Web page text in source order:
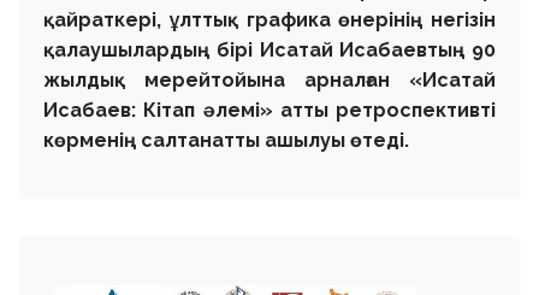
қайраткері, ұлттық графика өнерінің негізін
қалаушылардың бірі Исатай Исабаевтың 90
жылдық мерейтойына арналған «Исатай
Исабаев: Кітап әлемі» атты ретроспективті
көрменің салтанатты ашылуы өтеді.